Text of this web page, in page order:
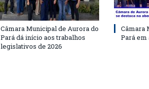
Câmara Municipal de Aurora do
Pará dá início aos trabalhos
legislativos de 2026
Câmara
Pará em